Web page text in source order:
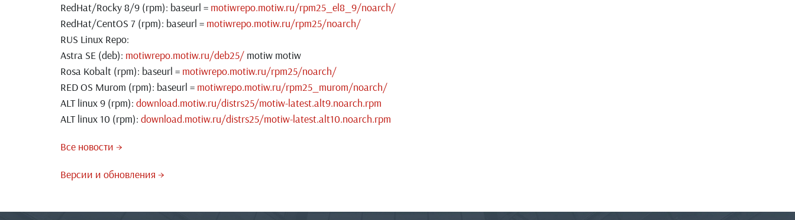
RedHat/Rocky 8/9 (rpm): baseurl = motiwrepo.motiw.ru/rpm25_el8_9/noarch/
RedHat/CentOS 7 (rpm): baseurl = motiwrepo.motiw.ru/rpm25/noarch/
RUS Linux Repo:
Astra SE (deb): motiwrepo.motiw.ru/deb25/ motiw motiw
Rosa Kobalt (rpm): baseurl = motiwrepo.motiw.ru/rpm25/noarch/
RED OS Murom (rpm): baseurl = motiwrepo.motiw.ru/rpm25_murom/noarch/
ALT linux 9 (rpm): download.motiw.ru/distrs25/motiw-latest.alt9.noarch.rpm
ALT linux 10 (rpm): download.motiw.ru/distrs25/motiw-latest.alt10.noarch.rpm
Все новости →
Версии и обновления →